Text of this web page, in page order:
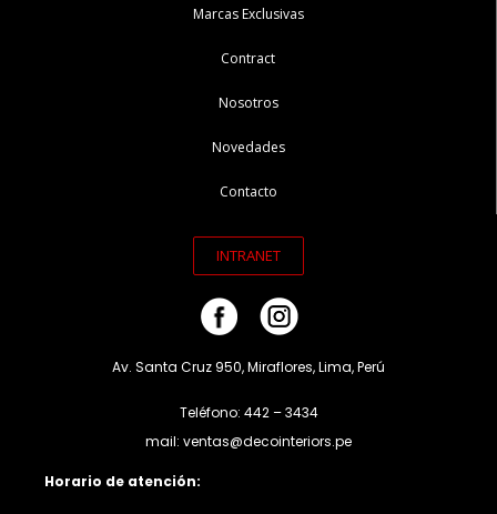
Marcas Exclusivas
Contract
Nosotros
Novedades
Contacto
INTRANET
Av. Santa Cruz 950, Miraflores, Lima, Perú
Teléfono: 442 – 3434
mail: ventas@decointeriors.pe
Horario de atención: